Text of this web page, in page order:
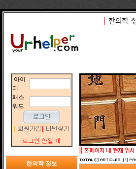
한의학
아이
디
패스
워드
로그인 안될 때
한의학 정보
홈페이지 내 현재 위
63 1/1